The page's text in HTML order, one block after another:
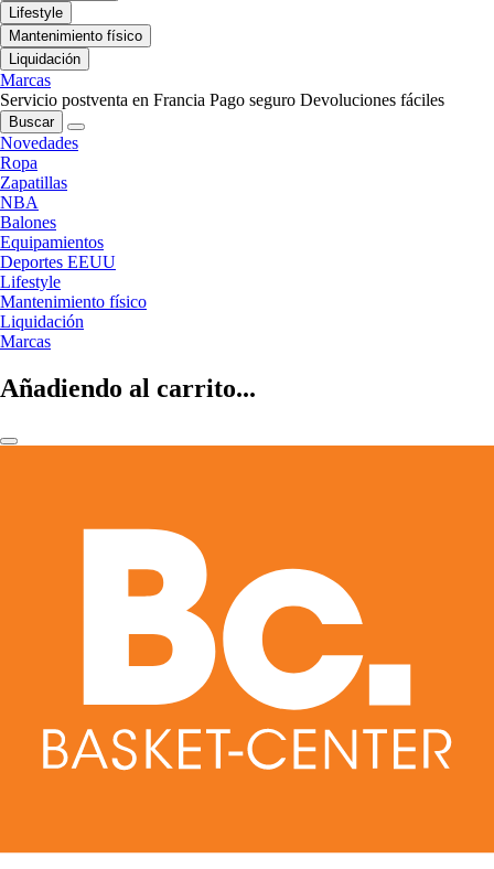
Lifestyle
Mantenimiento físico
Liquidación
Marcas
Servicio postventa en Francia Pago seguro Devoluciones fáciles
Buscar
Novedades
Ropa
Zapatillas
NBA
Balones
Equipamientos
Deportes EEUU
Lifestyle
Mantenimiento físico
Liquidación
Marcas
Añadiendo al carrito...